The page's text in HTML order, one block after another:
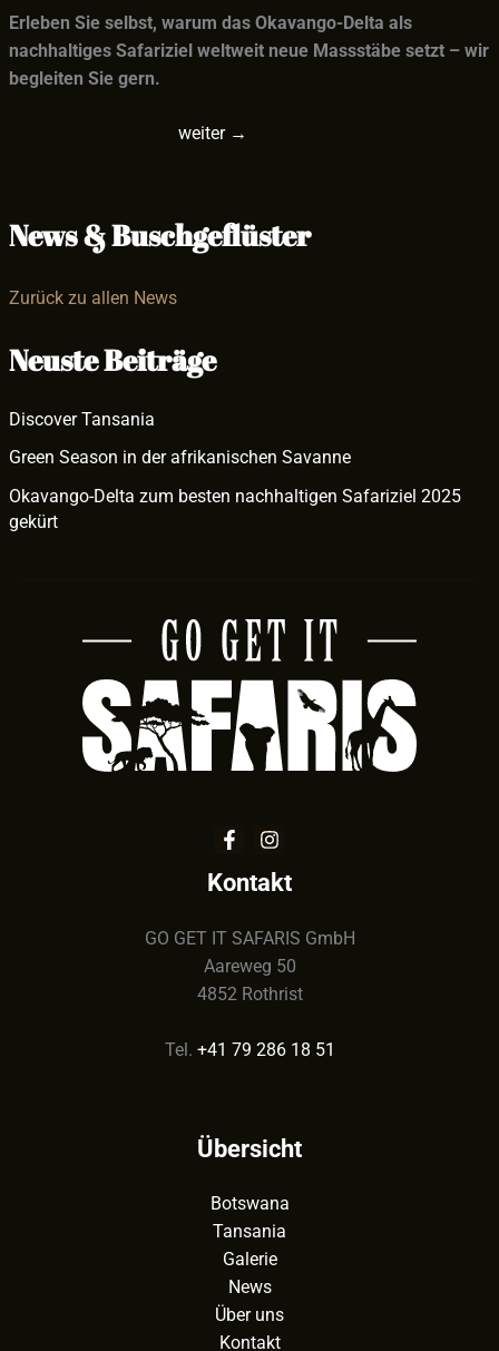
Erleben Sie selbst, warum das Okavango-Delta als
nachhaltiges Safariziel weltweit neue Massstäbe setzt – wir
begleiten Sie gern.
weiter →
News & Buschgeflüster
Zurück zu allen News
Neuste Beiträge
Discover Tansania
Green Season in der afrikanischen Savanne
Okavango-Delta zum besten nachhaltigen Safariziel 2025
gekürt
Kontakt
GO GET IT SAFARIS GmbH
Aareweg 50
4852 Rothrist
Tel. +41 79 286 18 51
Übersicht
Botswana
Tansania
Galerie
News
Über uns
Kontakt